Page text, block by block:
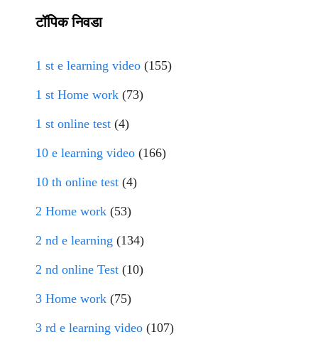
टॉपिक निवडा
1 st e learning video (155)
1 st Home work (73)
1 st online test (4)
10 e learning video (166)
10 th online test (4)
2 Home work (53)
2 nd e learning (134)
2 nd online Test (10)
3 Home work (75)
3 rd e learning video (107)